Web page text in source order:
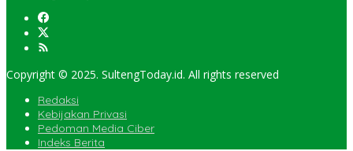
Copyright © 2025. SultengToday.id. All rights reserved
Redaksi
Kebijakan Privasi
Pedoman Media Ciber
Indeks Berita